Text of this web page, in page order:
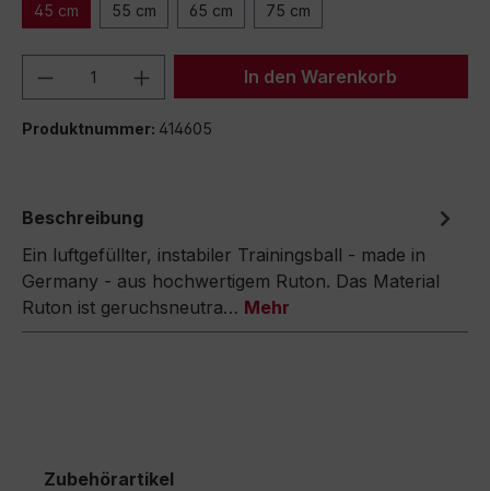
45 cm 55 cm 65 cm 75 cm
Produkt Anzahl: Gib denIn den Warenkorb
Produktnummer: 414605
Beschreibung
Ein luftgefüllter, instabiler Trainingsball - made in
Germany - aus hochwertigem Ruton. Das Material
Ruton ist geruchsneutra… Mehr
Zubehörartikel